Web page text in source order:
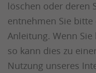
löschen oder deren
entnehmen Sie
Anleitung. Wenn Sie
so kann dies zu
Nutzung unseres